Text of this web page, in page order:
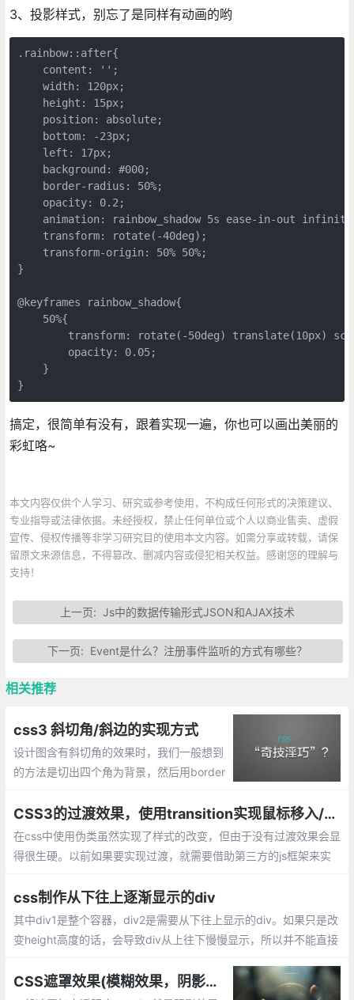
3、投影样式，别忘了是同样有动画的哟
.rainbow::after{
    content: '';
    width: 120px;
    height: 15px;
    position: absolute;
    bottom: -23px;
    left: 17px;
    background: #000;
    border-radius: 50%;
    opacity: 0.2;
animation: rainbow_shadow 5s ease-in-out
    transform: rotate(-40deg);
    transform-origin: 50% 50%;
}
@keyframes rainbow_shadow{
    50%{
transform: rotate(-50deg) translate(10px)
        opacity: 0.05;
    }
}
搞定，很简单有没有，跟着实现一遍，你也可以画出美丽的
彩虹咯~
本文内容仅供个人学习、研究或参考使用，不构成任何形式的决策建议、
专业指导或法律依据。未经授权，禁止任何单位或个人以商业售卖、虚假
宣传、侵权传播等非学习研究目的使用本文内容。如需分享或转载，请保
留原文来源信息，不得篡改、删减内容或侵犯相关权益。感谢您的理解与
支持！
上一页:Js中的数据传输形式JSON和AJAX技术
下一页: Event是什么？注册事件监听的方式有哪些？
相关推荐
css3 斜切角/斜边的实现方式
设计图含有斜切角的效果时，我们一般想到
的方法是切出四个角为背景，然后用border
接使用css呢？下面就整理css做斜边的效
果。
CSS3的过渡效果，使用transition实现鼠标移入/移出效果
在css中使用伪类虽然实现了样式的改变，但由于没有过渡效果会显
得很生硬。以前如果要实现过渡，就需要借助第三方的js框架来实
组样式平滑的切换到另一组样式。
css制作从下往上逐渐显示的div
其中div1是整个容器，div2是需要从下往上显示的div。如果只是改
变height高度的话，会导致div从上往下慢慢显示，所以并不能直接
v2达成想要的效果。
CSS遮罩效果(模糊效果，阴影效果，毛玻璃效果)